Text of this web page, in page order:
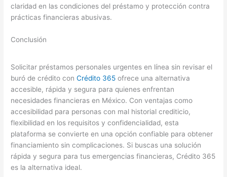
claridad en las condiciones del préstamo y protección contra
prácticas financieras abusivas.
Conclusión
Solicitar préstamos personales urgentes en línea sin revisar el
buró de crédito conCrédito 365 ofrece una alternativa
accesible, rápida y segura para quienes enfrentan
necesidades financieras en México. Con ventajas como
accesibilidad para personas con mal historial crediticio,
flexibilidad en los requisitos y confidencialidad, esta
plataforma se convierte en una opción confiable para obtener
financiamiento sin complicaciones. Si buscas una solución
rápida y segura para tus emergencias financieras, Crédito 365
es la alternativa ideal.